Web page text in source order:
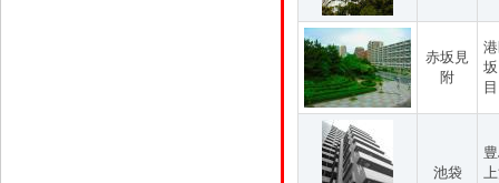
赤坂見
附
目
池袋